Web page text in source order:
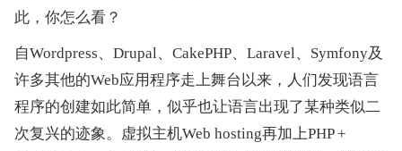
此，你怎么看？
自Wordpress、Drupal、CakePHP、Laravel、Symfony及
许多其他的Web应用程序走上舞台以来，人们发现语言
程序的创建如此简单，似乎也让语言出现了某种类似二
次复兴的迹象。虚拟主机Web hosting再加上PHP +